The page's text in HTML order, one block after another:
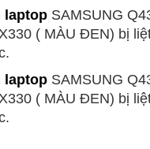
laptop SAMSUNG
( MÀU ĐEN) bị
laptop SAMSUNG
( MÀU ĐEN) bị